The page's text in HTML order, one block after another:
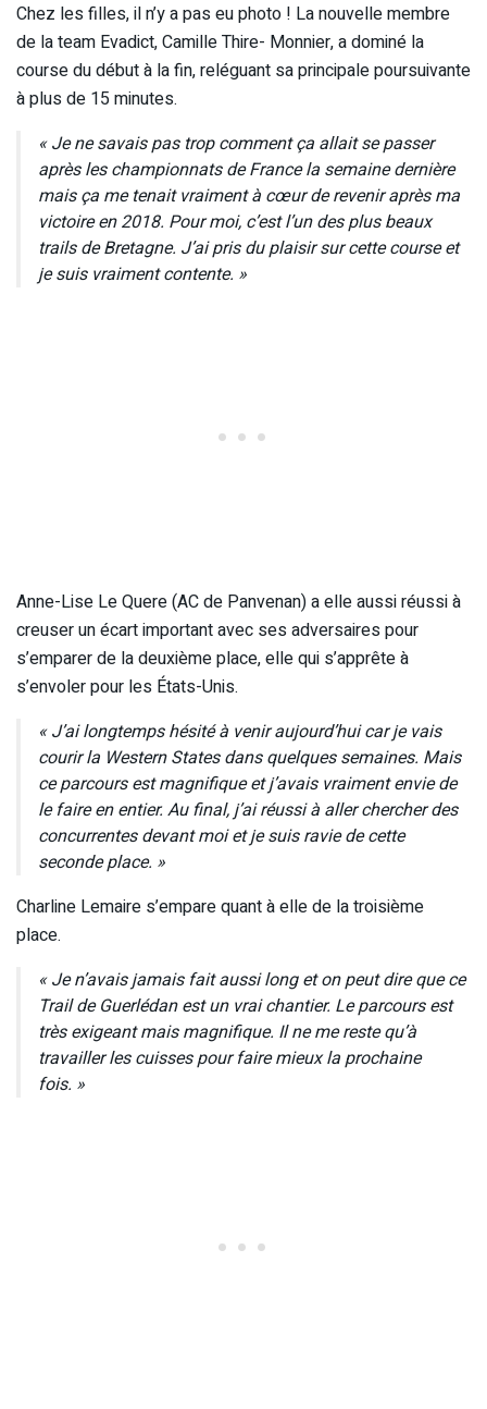
Chez les filles, il n’y a pas eu photo ! La nouvelle membre
de la team Evadict, Camille Thire- Monnier, a dominé la
course du début à la fin, reléguant sa principale poursuivante
à plus de 15 minutes.
« Je ne savais pas trop comment ça allait se passer
après les championnats de France la semaine dernière
mais ça me tenait vraiment à cœur de revenir après ma
victoire en 2018. Pour moi, c’est l’un des plus beaux
trails de Bretagne. J’ai pris du plaisir sur cette course et
je suis vraiment contente. »
Anne-Lise Le Quere (AC de Panvenan) a elle aussi réussi à
creuser un écart important avec ses adversaires pour
s’emparer de la deuxième place, elle qui s’apprête à
s’envoler pour les États-Unis.
« J’ai longtemps hésité à venir aujourd’hui car je vais
courir la Western States dans quelques semaines. Mais
ce parcours est magnifique et j’avais vraiment envie de
le faire en entier. Au final, j’ai réussi à aller chercher des
concurrentes devant moi et je suis ravie de cette
seconde place. »
Charline Lemaire s’empare quant à elle de la troisième
place.
« Je n’avais jamais fait aussi long et on peut dire que ce
Trail de Guerlédan est un vrai chantier. Le parcours est
très exigeant mais magnifique. Il ne me reste qu’à
travailler les cuisses pour faire mieux la prochaine
fois. »